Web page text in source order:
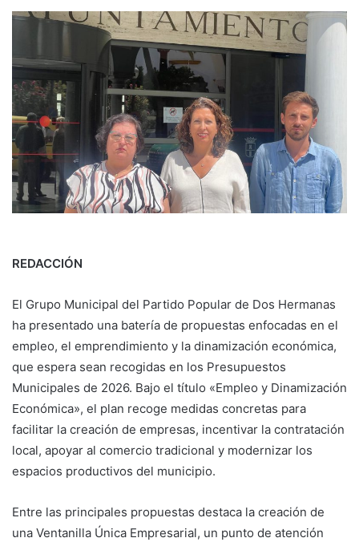
REDACCIÓN
El Grupo Municipal del Partido Popular de Dos Hermanas
ha presentado una batería de propuestas enfocadas en el
empleo, el emprendimiento y la dinamización económica,
que espera sean recogidas en los Presupuestos
Municipales de 2026. Bajo el título «Empleo y Dinamización
Económica», el plan recoge medidas concretas para
facilitar la creación de empresas, incentivar la contratación
local, apoyar al comercio tradicional y modernizar los
espacios productivos del municipio.
Entre las principales propuestas destaca la creación de
una Ventanilla Única Empresarial, un punto de atención